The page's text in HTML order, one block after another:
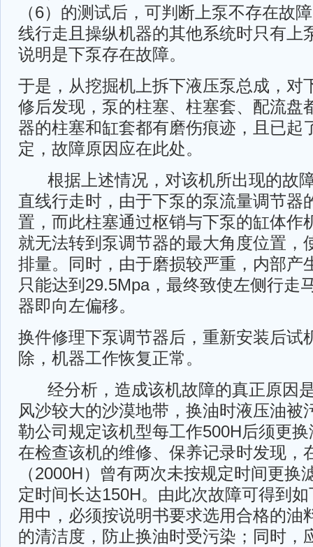
（6）的测试后，可判断上泵不存在故
线行走且操纵机器的其他系统时只有上
说明是下泵存在故障。
于是，从挖掘机上拆下液压泵总成，对
修后发现，泵的柱塞、柱塞套、配流盘
器的柱塞和缸套都有磨伤痕迹，且已起
定，故障原因应在此处。
根据上述情况，对该机所出现的故
直线行走时，由于下泵的泵流量调节器
置，而此柱塞通过枢销与下泵的缸体作
就无法转到泵调节器的最大角度位置，
排量。同时，由于磨损较严重，内部产
只能达到29.5Mpa，最终致使左侧行走
器即向左偏移。
换件修理下泵调节器后，重新安装后试
除，机器工作恢复正常。
经分析，造成该机故障的真正原因
风沙较大的沙漠地带，换油时液压油被
勒公司规定该机型每工作500H后须更
在检查该机的维修、保养记录时发现，
（2000H）曾有两次未按规定时间更换
定时间长达150H。由此次故障可得到
用中，必须按说明书要求选用合格的油
的清洁度，防止换油时受污染；同时，